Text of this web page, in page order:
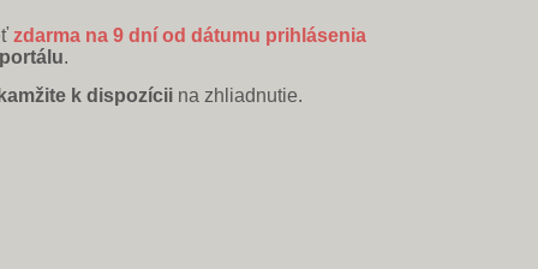
zdarma na 9 dní od dátumu prihlásenia
.
k dispozícii na zhliadnutie.